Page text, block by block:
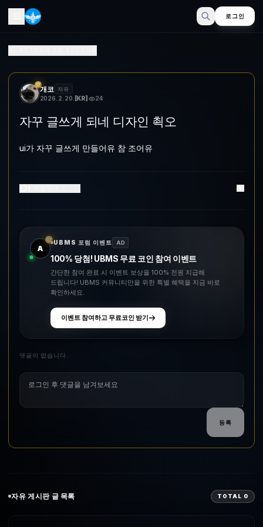
로그인
개코 자유
2026. 2. 20. [KR] 24
자꾸 글쓰게 되네 디자인 쵝오
ui가 자꾸 글쓰게 만들어유 참 조어유
A
UBMS 포럼 이벤트 AD
100% 당첨! UBMS 무료 코인 참여 이벤트
간단한 참여 완료 시 이벤트 보상을 100% 전원 지급해
드립니다! UBMS 커뮤니티만을 위한 특별 혜택을 지금 바로
확인하세요.
이벤트 참여하고 무료코인 받기
댓글이 없습니다.
등록
자유 게시판 글 목록 TOTAL 0